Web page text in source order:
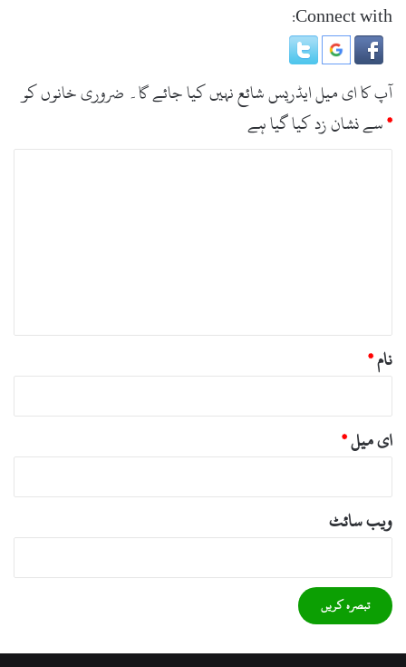
Connect with:
آپ کا ای میل ایڈریس شائع نہیں کیا جائے گا۔ ضروری خانوں کو
*سے نشان زد کیا گیا ہے
نام*
ای میل*
ویب‌ سائٹ